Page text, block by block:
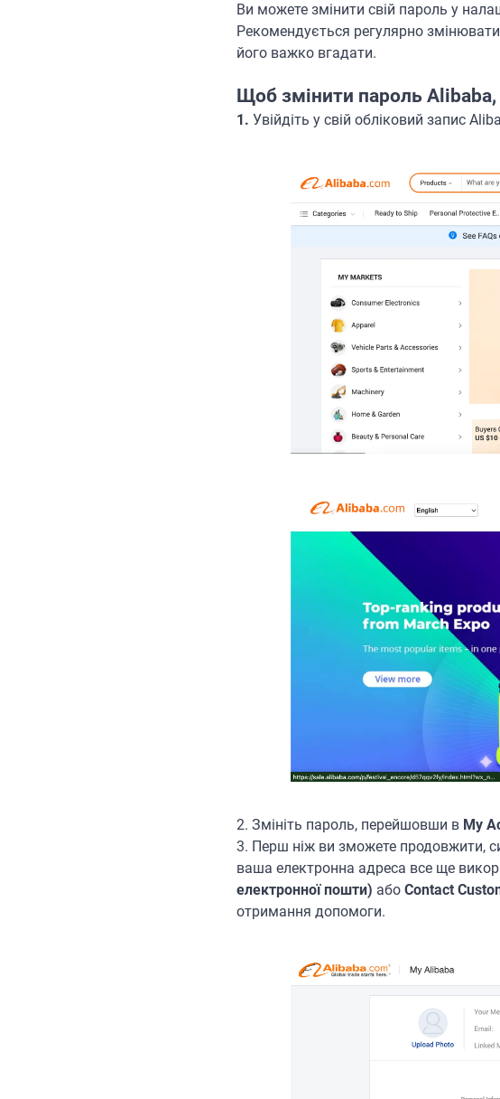
Ви можете змінити свій пароль у
Рекомендується регулярно
його важко вгадати.
Щоб змінити пароль Alibaba,
1. Увійдіть у свій обліковий запис
2. Змініть пароль, перейшовши в My
3. Перш ніж ви зможете продовжити,
ваша електронна адреса все ще
електронної пошти) або Contact
отримання допомоги.